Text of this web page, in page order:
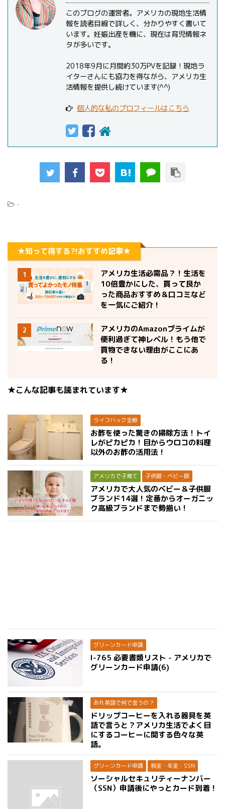
このブログの運営者。アメリカの現地生活情
報を読者目線で詳しく、分かりやすく書いて
います。妊娠出産を機に、現在は育児情報ネ
タが多いです。
2018年9月に月間約30万PVを記録！現地ラ
イターさんにも協力を得ながら、アメリカ生
活情報を提供し続けています(^^)
個人的な私のプロフィールはこちら
-
★知って得する?!おすすめ記事★
1
アメリカ生活必需品？！生活を
10倍豊かにした、買って良か
った商品おすすめ＆口コミなど
を一気にご紹介！
2
アメリカのAmazonプライムが
便利過ぎて神レベル！もう他で
買物できない理由がここにあ
る！
★こんな記事も読まれています★
ライフハック全般
お酢を使った驚きの掃除方法！トイ
レがピカピカ！目からウロコの料理
以外のお酢の活用法！
アメリカで子育て 子供服・ベビー服
アメリカで大人気のベビー＆子供服
ブランド14選！定番からオーガニッ
ク高級ブランドまで勢揃い！
グリーンカード申請
I-765 必要書類リスト - アメリカで
グリーンカード申請(6)
あれ英語で何で言うの？
ドリップコーヒーを入れる器具を英
語で言うと？アメリカ生活でよく目
にするコーヒーに関する色々な英
語。
グリーンカード申請 税金・年金・SSN
ソーシャルセキュリティーナンバー
（SSN）申請後にやっとカード到着！